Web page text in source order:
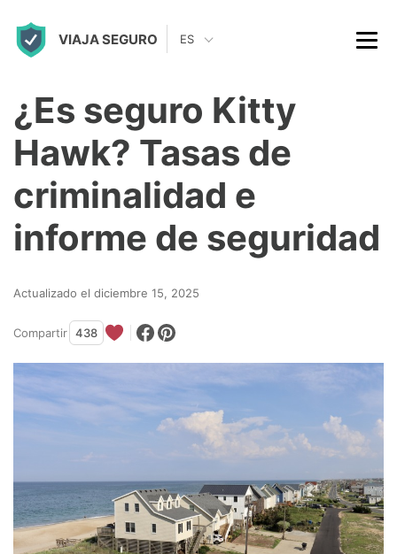
VIAJA SEGURO ES
¿Es seguro Kitty
Hawk? Tasas de
criminalidad e
informe de seguridad
Actualizado el diciembre 15, 2025
Compartir 438